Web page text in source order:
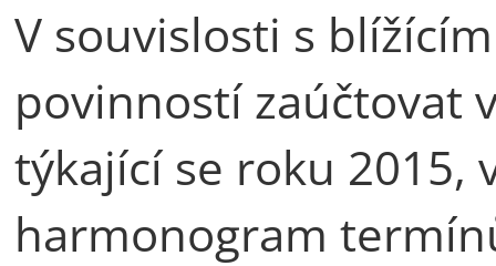
V souvislosti s
povinností zaúčtovat
týkající se roku 2015,
harmonogram